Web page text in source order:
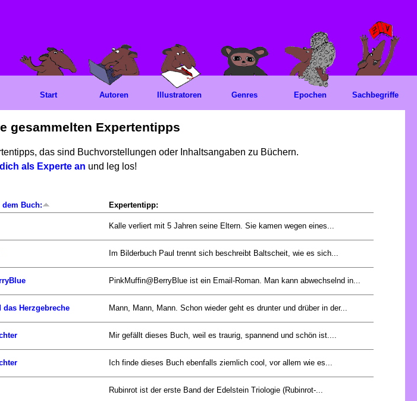
gesammelten Expertentipps
das sind Buchvorstellungen oder Inhaltsangaben zu Büchern.
als Experte an und leg los!
Buch: Expertentipp:
Kalle verliert mit 5 Jahren seine Eltern. Sie kamen wegen eines...
Im Bilderbuch Paul trennt sich beschreibt Baltscheit, wie es sich...
PinkMuffin@BerryBlue ist ein Email-Roman. Man kann abwechselnd in...
Herzgebreche Mann, Mann, Mann. Schon wieder geht es drunter und drüber in der...
Mir gefällt dieses Buch, weil es traurig, spannend und schön ist....
Ich finde dieses Buch ebenfalls ziemlich cool, vor allem wie es...
Rubinrot ist der erste Band der Edelstein Triologie (Rubinrot-...
Start Autoren Illustratoren Genres Epochen Sachbegriffe